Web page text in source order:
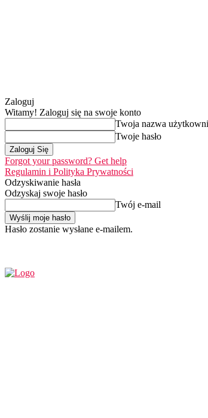
Zaloguj
Witamy! Zaloguj się na swoje konto
Twoja nazwa
Twoje hasło
Forgot your password? Get help
Regulamin i Polityka Prywatności
Odzyskiwanie hasła
Odzyskaj swoje hasło
Twój e-mail
Hasło zostanie wysłane e-mailem.